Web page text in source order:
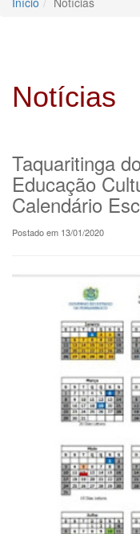
Notícias
Taquaritinga
Educação
Calendário
Postado em 13/01/2020